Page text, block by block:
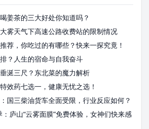
姜茶的三大好处你知道吗？
雾天气下高速公路收费站的限制情况
荐，你吃过的有哪些？快来一探究竟！
？人生的宿命与自我奋斗
涎三尺？东北菜的魔力解析
效药七选一，健康无忧之选！
国三柴油货车全面受限，行业反应如何？
：庐山“云雾面膜”免费体验，女神们快来感